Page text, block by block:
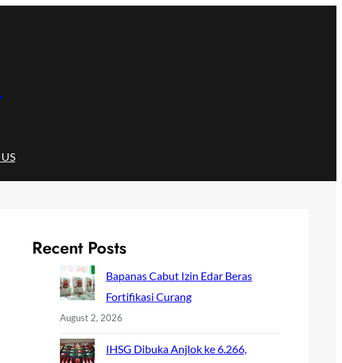
Recent Posts
Bapanas Cabut Izin Edar Beras
Fortifikasi Curang
August 2, 2026
IHSG Dibuka Anjlok ke 6.266,